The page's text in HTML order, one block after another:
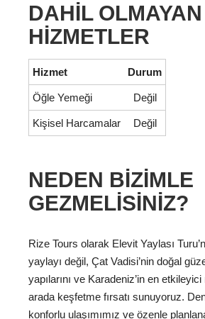
DAHIL OLMAYAN
HIZMETLER
Hizmet Durum
Öğle Yemeği Değil
Kişisel Harcamalar Değil
NEDEN BIZIMLE
GEZMELISINIZ?
Rize Tours olarak Elevit Yaylası
yaylayı değil, Çat Vadisi’nin doğal
yapılarını ve Karadeniz’in en
arada keşfetme fırsatı sunuyoruz.
konforlu ulaşımımız ve özenle